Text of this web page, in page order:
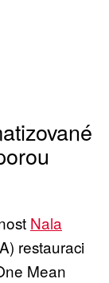
Nala
restauraci
Mean